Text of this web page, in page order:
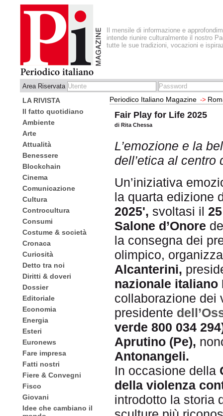
Il mensile di informazione e
intende riunire culturalmente il nostro
tutte le sue tradizioni, vocazioni e
Area Riservata
LA RIVISTA
Il fatto quotidiano
Ambiente
Arte
Attualità
Benessere
Blockchain
Cinema
Comunicazione
Cultura
Controcultura
Consumi
Costume & società
Cronaca
Curiosità
Detto tra noi
Diritti & doveri
Dossier
Editoriale
Economia
Energia
Esteri
Euronews
Fare impresa
Fatti nostri
Fiere & Convegni
Fisco
Giovani
Idee che cambiano il
Periodico Italiano Magazine ->
Fair Play for Life 2025
di Rita Chessa
L’emozione e la
dell’etica al centro
Un’iniziativa
la quarta edizione
2025', svoltasi il
Salone d’Onore
la consegna dei
olimpico,
Alcanterini,
nazionale italiano
collaborazione
presidente
verde 800 034
Aprutino (Pe),
Antonangeli.
In occasione della
della violenza
introdotto la storia